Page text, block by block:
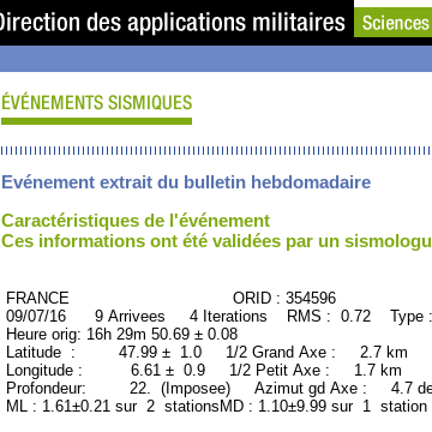
Evénement extrait du bulletin hebdomadaire
Caractéristiques de l'événement
Ces informations ont été validées par un
FRANCE ORID : 354596
09/07/16 9 Arrivees 4 Iterations RMS : 0.72 Type
Heure orig: 16h 29m 50.69 ± 0.08
Latitude : 47.99 ± 1.0 1/2 Grand Axe : 2.7 km
Longitude : 6.61 ± 0.9 1/2 Petit Axe : 1.7 km
Profondeur: 22. (Imposee) Azimut gd Axe : 4.7
ML : 1.61±0.21 sur 2 stationsMD : 1.10±9.99 sur 1 station